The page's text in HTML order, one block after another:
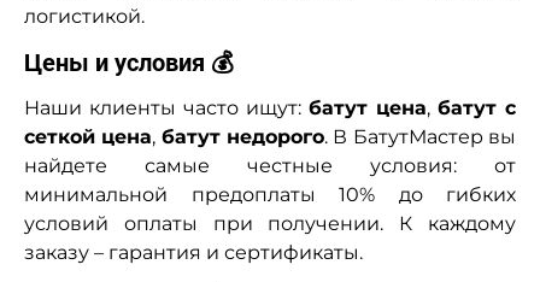
логистикой.
Цены и условия 💰
Наши клиенты часто ищут: батут цена, батут с
сеткой цена, батут недорого. В БатутМастер вы
найдете самые честные условия: от
минимальной предоплаты 10% до гибких
условий оплаты при получении. К каждому
заказу – гарантия и сертификаты.